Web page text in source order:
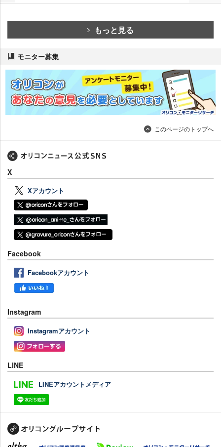
もっと見る
モニター募集
このページのトップへ
X
Xアカウント
Facebook
Facebookアカウント
Instagram
Instagramアカウント
LINE
LINEアカウントメディア